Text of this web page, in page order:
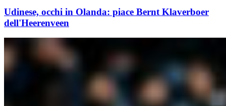
Udinese, occhi in Olanda: piace Bernt Klaverboer
dell'Heerenveen